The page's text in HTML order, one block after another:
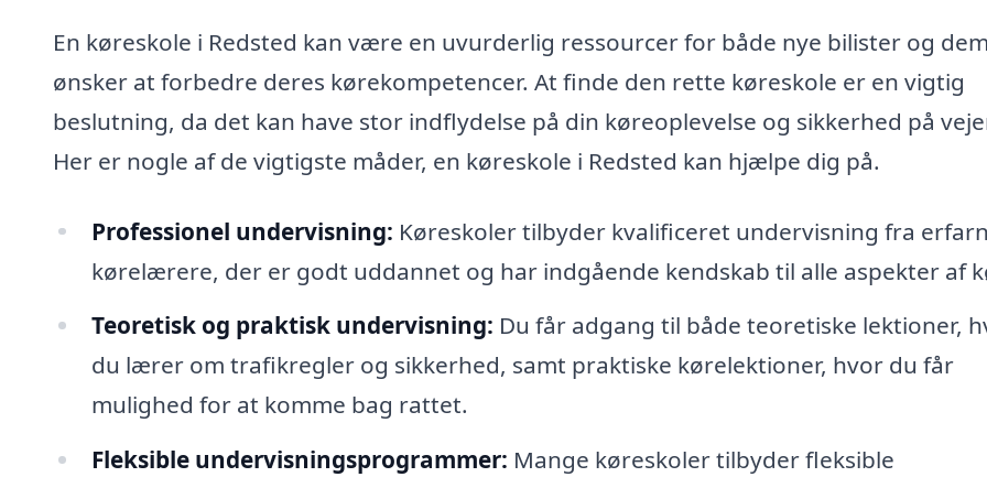
En køreskole i Redsted kan være en uvurderlig ressourcer for både nye bilister og
ønsker at forbedre deres kørekompetencer. At finde den rette køreskole er en vigtig
beslutning, da det kan have stor indflydelse på din køreoplevelse og sikkerhed på
Her er nogle af de vigtigste måder, en køreskole i Redsted kan hjælpe dig på.
Professionel undervisning: Køreskoler tilbyder kvalificeret undervisning fra
kørelærere, der er godt uddannet og har indgående kendskab til alle aspekter af
Teoretisk og praktisk undervisning: Du får adgang til både teoretiske lektioner,
du lærer om trafikregler og sikkerhed, samt praktiske kørelektioner, hvor du får
mulighed for at komme bag rattet.
Fleksible undervisningsprogrammer: Mange køreskoler tilbyder fleksible